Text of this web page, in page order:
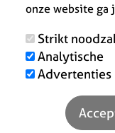
onze website ga
Strikt
Analytische
Advertenties